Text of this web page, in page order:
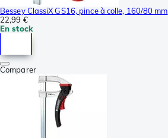
Bessey ClassiX GS16, pince à colle, 160/80 mm
22,99 €
En stock
Comparer